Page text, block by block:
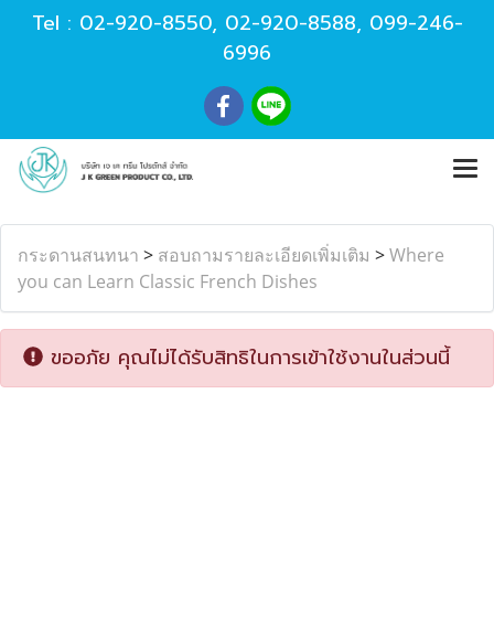
Tel : 02-920-8550, 02-920-8588, 099-246-
6996
กระดานสนทนา > สอบถามรายละเอียดเพิ่มเติม >Where
you can Learn Classic French Dishes
ขออภัย คุณไม่ได้รับสิทธิในการเข้าใช้งานในส่วนนี้